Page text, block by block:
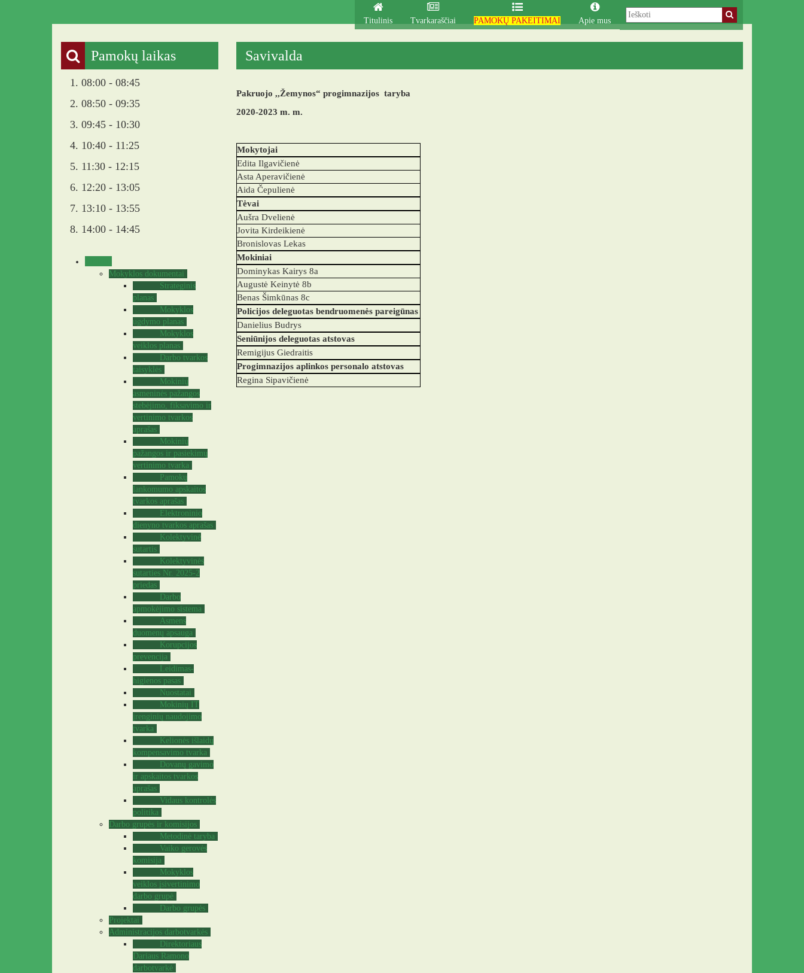
Titulinis Tvarkaraščiai PAMOKŲ PAKEITIMAI Apie mus
Pamokų laikas
1. 08:00 - 08:45
2. 08:50 - 09:35
3. 09:45 - 10:30
4. 10:40 - 11:25
5. 11:30 - 12:15
6. 12:20 - 13:05
7. 13:10 - 13:55
8. 14:00 - 14:45
Mokyklos dokumentai
Strateginis
planas
Mokyklos
ugdymo planas
Mokyklos
veiklos planas
Darbo tvarkos
taisyklės
Mokinių
asmeninės pažangos
stebėjimo, fiksavimo ir
vertinimo tvarkos
aprašas
Mokinių
pažangos ir pasiekimų
vertinimo tvarka
Pamokų
lankomumo apskaitos
tvarkos aprašas
Elektroninio
dienyno tvarkos aprašas
Kolektyvinė
sutartis
Kolektyvinės
sutarties Nr. 2025-2
priedas
Darbo
apmokėjimo sistema
Asmens
duomenų apsauga
Korupcijos
prevencija
Leidimas-
higienos pasas
Nuostatai
Mokinių IT
įrenginių naudojimo
tvarka
Kelionės išlaidų
kompensavimo tvarka
Dovanų gavimo
ir apskaitos tvarkos
aprašas
Vidaus kontrolės
politika
Darbo grupės ir komisijos
Metodinė taryba
Vaiko gerovės
komisija
Mokyklos
veiklos įsivertinimo
darbo grupė
Darbo grupės
Projektai
Administracijos darbotvarkės
Direktoriaus
Dariaus Ramono
darbotvarkė
Savivalda
Pakruojo ,,Žemynos“ progimnazijos taryba
2020-2023 m. m.
Mokytojai
Edita Ilgavičienė
Asta Aperavičienė
Aida Čepulienė
Tėvai
Aušra Dvelienė
Jovita Kirdeikienė
Bronislovas Lekas
Mokiniai
Dominykas Kairys 8a
Augustė Keinytė 8b
Benas Šimkūnas 8c
Policijos deleguotas bendruomenės pareigūnas
Danielius Budrys
Seniūnijos deleguotas atstovas
Remigijus Giedraitis
Progimnazijos aplinkos personalo atstovas
Regina Sipavičienė